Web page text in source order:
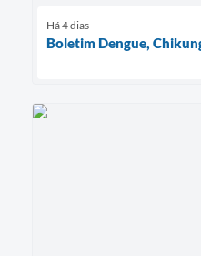
Há 4 dias
Boletim Dengue,